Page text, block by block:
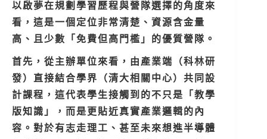
以啟夢在規劃學習歷程與營隊選擇的角度來
看，這是一個定位非常清楚、資源含金量
高、且少數「免費但高門檻」的優質營隊。
首先，從主辦單位來看，由產業端（科林研
發）直接結合學界（清大相關中心）共同設
計課程，這代表學生接觸到的不只是「教學
版知識」，而是更貼近真實產業邏輯的內
容。對於有志走理工、甚至未來想進半導體